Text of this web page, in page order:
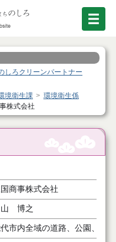
しろクリーンパートナー
境衛生課
環境衛生係
株式会社
商事株式会社
山 博之
市内全域の道路、公園、河